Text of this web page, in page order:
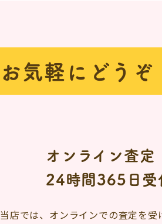
お気軽にどうぞ
オンライン査定
24時間365日受
当店では、オンラインでの査定を受